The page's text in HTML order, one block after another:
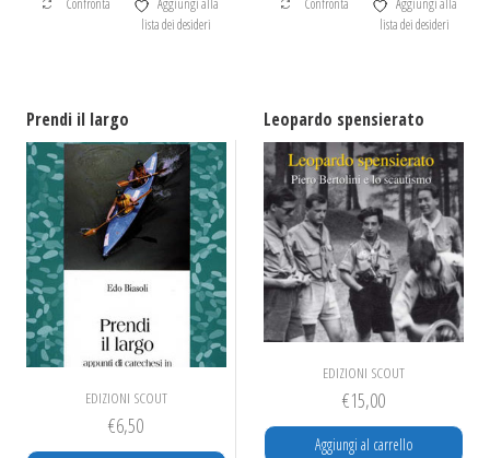
lista dei desideri
lista dei desideri
Prendi il largo
EDIZIONI SCOUT
€6,50
Leopardo spensierato
EDIZIONI SCOUT
€15,00
Aggiungi al carrello